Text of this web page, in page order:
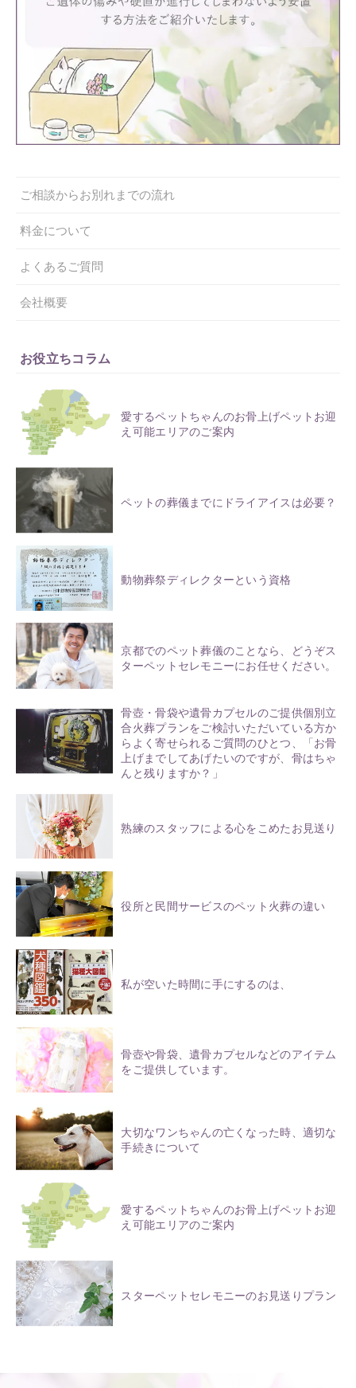
ご相談からお別れまでの流れ
料金について
よくあるご質問
会社概要
お役立ちコラム
愛するペットちゃんのお骨上げペットお迎
え可能エリアのご案内
ペットの葬儀までにドライアイスは必要？
動物葬祭ディレクターという資格
京都でのペット葬儀のことなら、どうぞス
ターペットセレモニーにお任せください。
骨壺・骨袋や遺骨カプセルのご提供個別立
合火葬プランをご検討いただいている方か
らよく寄せられるご質問のひとつ、「お骨
上げまでしてあげたいのですが、骨はちゃ
んと残りますか？」
熟練のスタッフによる心をこめたお見送り
役所と民間サービスのペット火葬の違い
私が空いた時間に手にするのは、
骨壺や骨袋、遺骨カプセルなどのアイテム
をご提供しています。
大切なワンちゃんの亡くなった時、適切な
手続きについて
愛するペットちゃんのお骨上げペットお迎
え可能エリアのご案内
スターペットセレモニーのお見送りプラン